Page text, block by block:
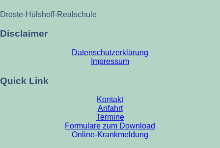
Droste-Hülshoff-Realschule
Disclaimer
Datenschutzerklärung
Impressum
Quick Link
Kontakt
Anfahrt
Termine
Formulare zum Download
Online-Krankmeldung